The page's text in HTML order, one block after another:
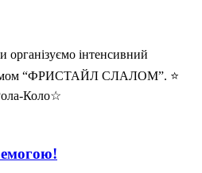
організуємо інтенсивний
“ФРИСТАЙЛ СЛАЛОМ”. ⭐
Коло☆